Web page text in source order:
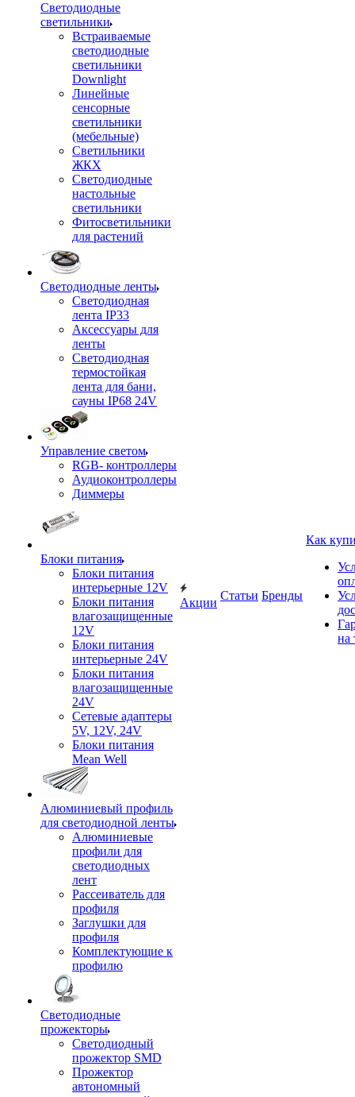
Светодиодные
светильники
Встраиваемые
светодиодные
светильники
Downlight
Линейные
сенсорные
светильники
(мебельные)
Светильники
ЖКХ
Светодиодные
настольные
светильники
Фитосветильники
для растений
Светодиодные ленты
Светодиодная
лента IP33
Аксессуары для
ленты
Светодиодная
термостойкая
лента для бани,
сауны IP68 24V
Управление светом
RGB- контроллеры
Аудиоконтроллеры
Диммеры
Блоки питания
Блоки питания
интерьерные 12V
Блоки питания
влагозащищенные
12V
Блоки питания
интерьерные 24V
Блоки питания
влагозащищенные
24V
Сетевые адаптеры
5V, 12V, 24V
Блоки питания
Mean Well
Алюминиевый профиль
для светодиодной ленты
Алюминиевые
профили для
светодиодных
лент
Рассеиватель для
профиля
Заглушки для
профиля
Комплектующие к
профилю
Светодиодные
прожекторы
Светодиодный
прожектор SMD
Прожектор
автономный
Акции
Статьи Бренды
Как
на